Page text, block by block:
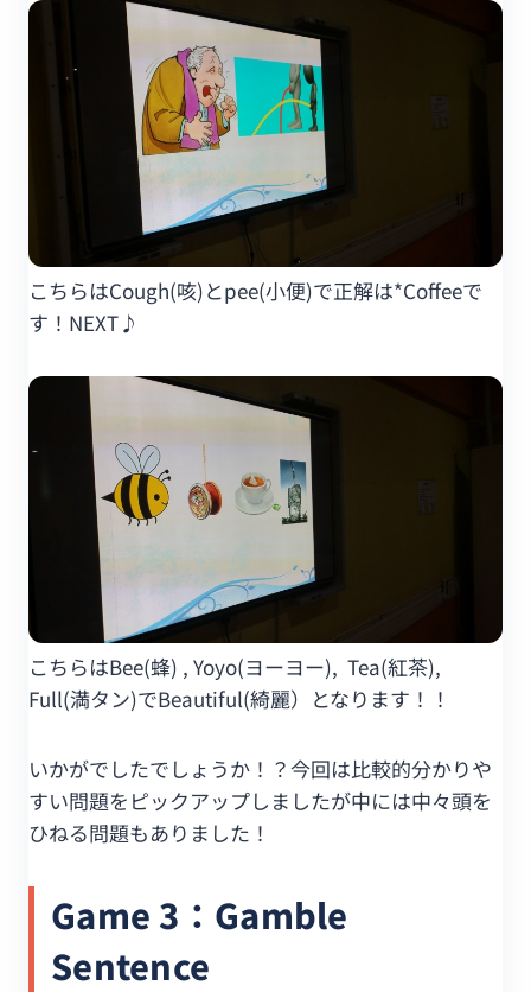
こちらはCough(咳)とpee(小便)で正解は*Coffeeで
す！NEXT♪
こちらはBee(蜂) , Yoyo(ヨーヨー), Tea(紅茶),
Full(満タン)でBeautiful(綺麗）となります！！
いかがでしたでしょうか！？今回は比較的分かりや
すい問題をピックアップしましたが中には中々頭を
ひねる問題もありました！
Game 3：Gamble
Sentence